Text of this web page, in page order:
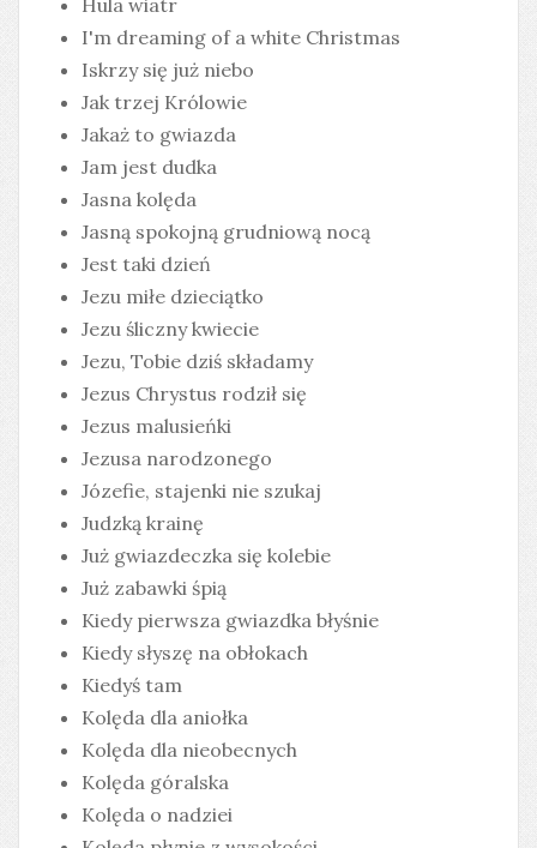
Hula wiatr
I'm dreaming of a white Christmas
Iskrzy się już niebo
Jak trzej Królowie
Jakaż to gwiazda
Jam jest dudka
Jasna kolęda
Jasną spokojną grudniową nocą
Jest taki dzień
Jezu miłe dzieciątko
Jezu śliczny kwiecie
Jezu, Tobie dziś składamy
Jezus Chrystus rodził się
Jezus malusieńki
Jezusa narodzonego
Józefie, stajenki nie szukaj
Judzką krainę
Już gwiazdeczka się kolebie
Już zabawki śpią
Kiedy pierwsza gwiazdka błyśnie
Kiedy słyszę na obłokach
Kiedyś tam
Kolęda dla aniołka
Kolęda dla nieobecnych
Kolęda góralska
Kolęda o nadziei